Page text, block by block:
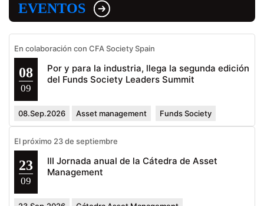
EVENTOS
En colaboración con CFA Society Spain
08
09
Por y para la industria, llega la segunda edición
del Funds Society Leaders Summit
08.Sep.2026 Asset management Funds Society
El próximo 23 de septiembre
23
09
III Jornada anual de la Cátedra de Asset
Management